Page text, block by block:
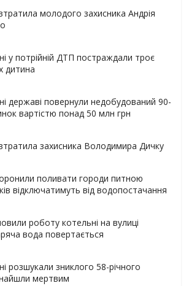
молодого захисника Андрія
у потрійній ДТП постраждали троє
дитина
державі повернули недобудований 90-
вартістю понад 50 млн грн
захисника Володимира Дичку
поливати городи питною
відключатимуть від водопостачання
роботу котельні на вулиці
вода повертається
розшукали зниклого 58-річного
мертвим